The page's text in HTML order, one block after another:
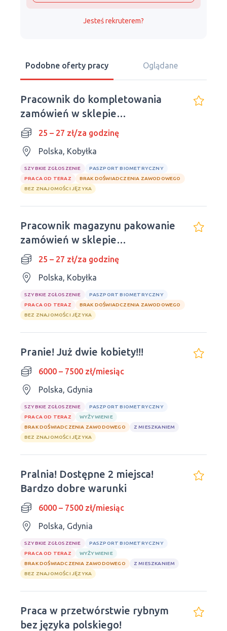
Jesteś rekruterem?
Podobne oferty pracy Oglądane
Pracownik do kompletowania
zamówień w sklepie
internetowym
25 – 27 zł/za godzinę
Polska, Kobyłka
SZYBKIE ZGŁOSZENIE
PASZPORT BIOMETRYCZNY
PRACA OD TERAZ
BRAK DOŚWIADCZENIA ZAWODOWEGO
BEZ ZNAJOMOŚCI JĘZYKA
Pracownik magazynu pakowanie
zamówień w sklepie
internetowym
25 – 27 zł/za godzinę
Polska, Kobyłka
SZYBKIE ZGŁOSZENIE
PASZPORT BIOMETRYCZNY
PRACA OD TERAZ
BRAK DOŚWIADCZENIA ZAWODOWEGO
BEZ ZNAJOMOŚCI JĘZYKA
Pranie! Już dwie kobiety!!!
6000 – 7500 zł/miesiąc
Polska, Gdynia
SZYBKIE ZGŁOSZENIE
PASZPORT BIOMETRYCZNY
PRACA OD TERAZ
WYŻYWIENIE
BRAK DOŚWIADCZENIA ZAWODOWEGO
Z MIESZKANIEM
BEZ ZNAJOMOŚCI JĘZYKA
Pralnia! Dostępne 2 miejsca!
Bardzo dobre warunki
6000 – 7500 zł/miesiąc
Polska, Gdynia
SZYBKIE ZGŁOSZENIE
PASZPORT BIOMETRYCZNY
PRACA OD TERAZ
WYŻYWIENIE
BRAK DOŚWIADCZENIA ZAWODOWEGO
Z MIESZKANIEM
BEZ ZNAJOMOŚCI JĘZYKA
Praca w przetwórstwie rybnym
bez języka polskiego!